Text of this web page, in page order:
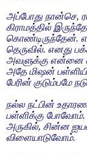
அப்போது நான்செ,
கிராமத்தில்
கொண்டிருந்தேன்.
தெருவில். எனது
அவளுக்கு என்னை
அதே மிஷன்
பேரின் குடும்பமே
நல்ல நட்பின்
பள்ளிக்கு போவோம்.
அருகில், சின்ன
விளையாடுவோம்.